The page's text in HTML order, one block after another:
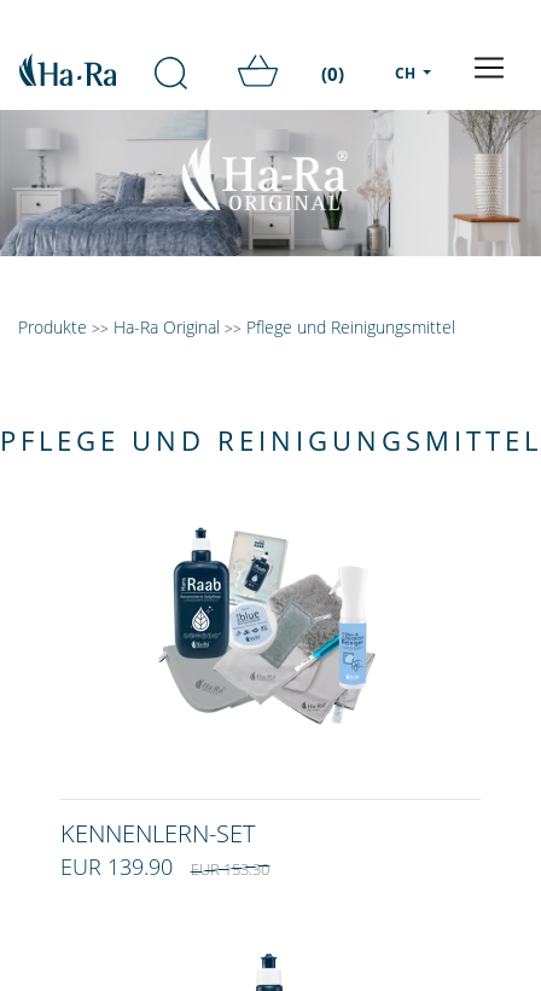
(0) CH
Produkte >> Ha-Ra Original >> Pflege und Reinigungsmittel
PFLEGE UND REINIGUNGSMITTEL
KENNENLERN-SET
EUR 139.90EUR 153.30